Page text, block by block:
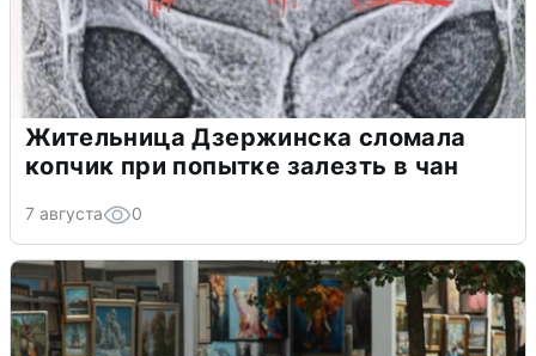
Жительница Дзержинска сломала
копчик при попытке залезть в чан
7 августа 0